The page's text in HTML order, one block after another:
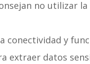
no utilizar
conectividad y
extraer datos